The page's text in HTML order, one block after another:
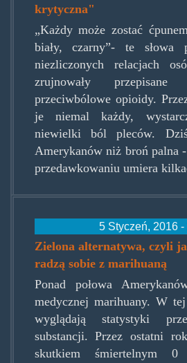
krytyczna"
„Każdy może zostać
biały, czarny”- te słowa
niezliczonych relacjach
zrujnowały
przeciwbólowe opioidy.
je niemal każdy,
niewielki ból pleców.
Amerykanów niż broń palna
przedawkowaniu umiera
5 Styczeń, 2016 -
Zielona alternatywa, czyli
radzą sobie z marihuaną
Ponad połowa
medycznej marihuany. W
wyglądają statystyki
substancji. Przez ostatni
skutkiem śmiertelnym 0